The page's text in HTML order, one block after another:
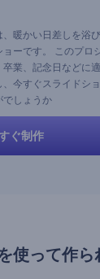
暖かい日差しを浴
ーです。 このプロ
業、記念日などに
今すぐスライドシ
でしょうか
ぐ制作
使って作ら